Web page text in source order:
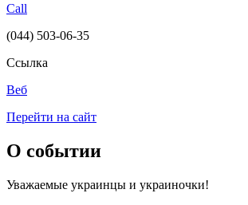
Call
(044) 503-06-35
Ссылка
Веб
Перейти на сайт
О событии
Уважаемые украинцы и украиночки!